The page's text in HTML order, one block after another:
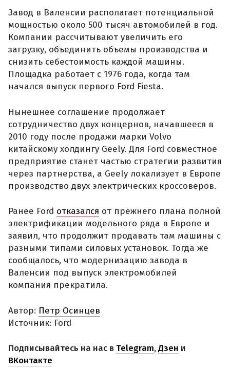
Завод в Валенсии располагает потенциальной
мощностью около 500 тысяч автомобилей в год.
Компании рассчитывают увеличить его
загрузку, объединить объемы производства и
снизить себестоимость каждой машины.
Площадка работает с 1976 года, когда там
начался выпуск первого Ford Fiesta.
Нынешнее соглашение продолжает
сотрудничество двух концернов, начавшееся в
2010 году после продажи марки Volvo
китайскому холдингу Geely. Для Ford совместное
предприятие станет частью стратегии развития
через партнерства, а Geely локализует в Европе
производство двух электрических кроссоверов.
Ранее Ford отказался от прежнего плана полной
электрификации модельного ряда в Европе и
заявил, что продолжит продавать там машины с
разными типами силовых установок. Тогда же
сообщалось, что модернизацию завода в
Валенсии под выпуск электромобилей
компания прекратила.
Автор: Петр Осинцев
Источник: Ford
Подписывайтесь на нас в Telegram,Дзен и
ВКонтакте